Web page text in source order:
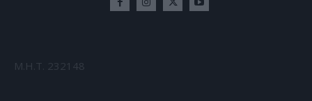
Μ.Η.Τ. 232148